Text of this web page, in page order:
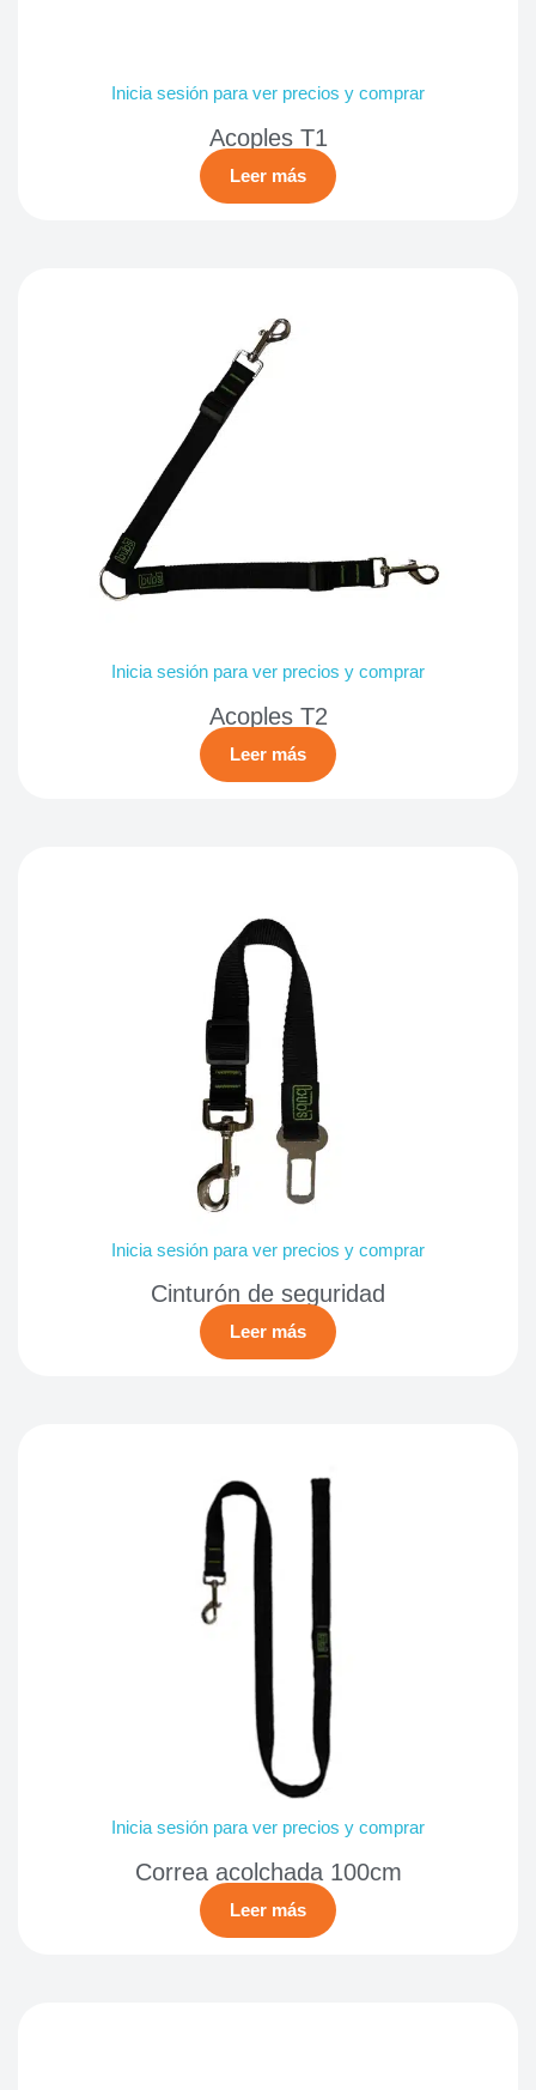
Inicia sesión para ver precios y comprar
Acoples T1
Leer más
Inicia sesión para ver precios y comprar
Acoples T2
Leer más
Inicia sesión para ver precios y comprar
Cinturón de seguridad
Leer más
Inicia sesión para ver precios y comprar
Correa acolchada 100cm
Leer más